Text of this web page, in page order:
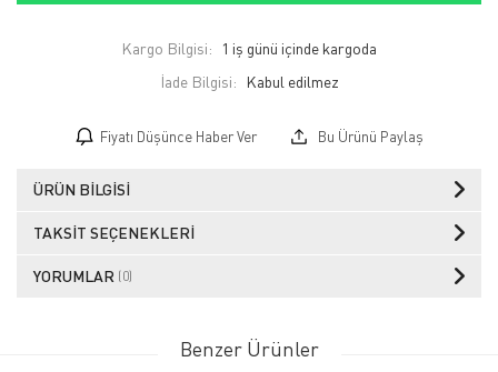
Kargo Bilgisi:
1 iş günü içinde kargoda
İade Bilgisi:
Fiyatı Düşünce Haber Ver Bu Ürünü Paylaş
ÜRÜN BILGISI
TAKSIT SEÇENEKLERI
YORUMLAR (0)
Benzer Ürünler